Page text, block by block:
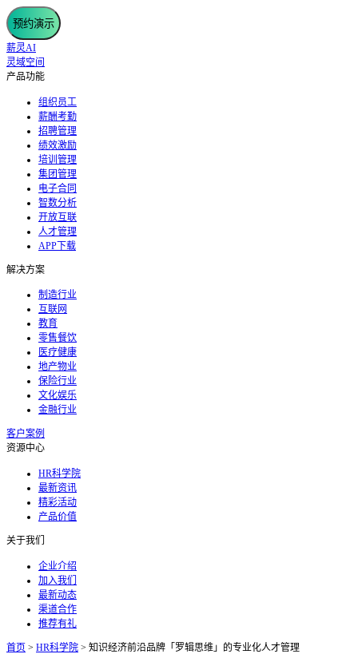
预约演示
薪灵AI
灵域空间
产品功能
组织员工
薪酬考勤
招聘管理
绩效激励
培训管理
集团管理
电子合同
智数分析
开放互联
人才管理
APP下载
解决方案
制造行业
互联网
教育
零售餐饮
医疗健康
地产物业
保险行业
文化娱乐
金融行业
客户案例
资源中心
HR科学院
最新资讯
精彩活动
产品价值
关于我们
企业介绍
加入我们
最新动态
渠道合作
推荐有礼
首页 > HR科学院 > 知识经济前沿品牌「罗辑思维」的专业化人才管理